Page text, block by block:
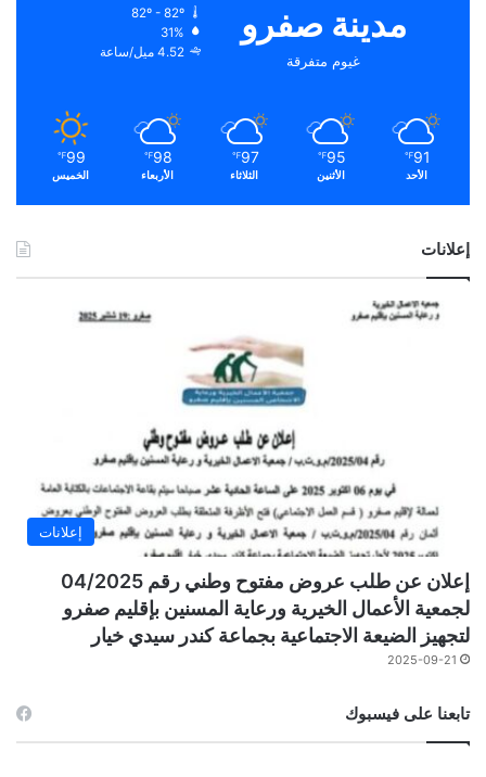
مدينة صفرو
غيوم متفرقة
82º - 82º
31%
4.52 ميل/ساعة
91
℉
الأحد
95
℉
الأثنين
97
℉
الثلاثاء
98
℉
الأربعاء
99
℉
الخميس
إعلانات
إعلانات
إعلان عن طلب عروض مفتوح وطني رقم 04/2025
لجمعية الأعمال الخيرية ورعاية المسنين بإقليم صفرو
لتجهيز الضيعة الاجتماعية بجماعة كندر سيدي خيار
2025-09-21
تابعنا على فيسبوك